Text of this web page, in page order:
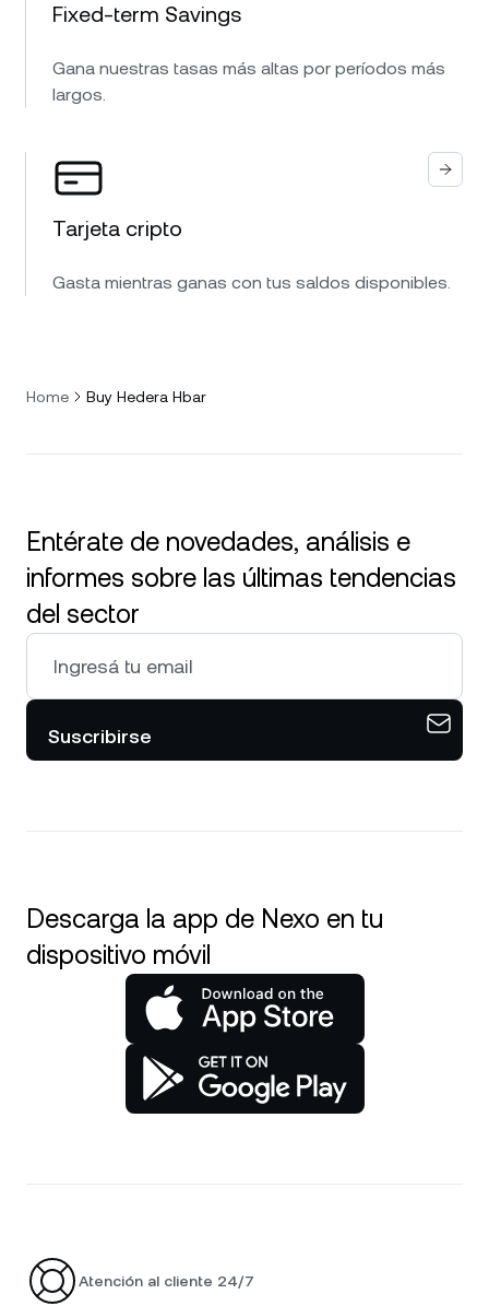
Fixed-term Savings
Gana nuestras tasas más altas por períodos más
largos.
Tarjeta cripto
Gasta mientras ganas con tus saldos disponibles.
Home Buy Hedera Hbar
Entérate de novedades, análisis e
informes sobre las últimas tendencias
del sector
Suscribirse
Descarga la app de Nexo en tu
dispositivo móvil
Atención al cliente 24/7